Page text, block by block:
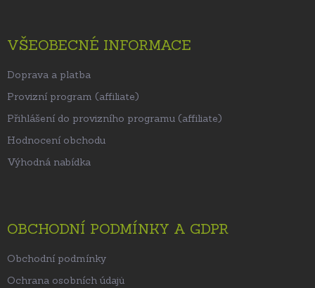
VŠEOBECNÉ INFORMACE
Doprava a platba
Provizní program (affiliate)
Přihlášení do provizního programu (affiliate)
Hodnocení obchodu
Výhodná nabídka
OBCHODNÍ PODMÍNKY A GDPR
Obchodní podmínky
Ochrana osobních údajů